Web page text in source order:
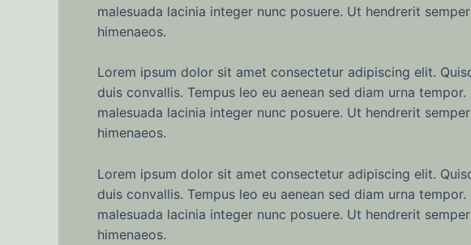
malesuada lacinia integer nunc posuere. Ut hendrerit
himenaeos.
Lorem ipsum dolor sit amet consectetur adipiscing elit.
duis convallis. Tempus leo eu aenean sed diam urna
malesuada lacinia integer nunc posuere. Ut hendrerit
himenaeos.
Lorem ipsum dolor sit amet consectetur adipiscing elit.
duis convallis. Tempus leo eu aenean sed diam urna
malesuada lacinia integer nunc posuere. Ut hendrerit
himenaeos.